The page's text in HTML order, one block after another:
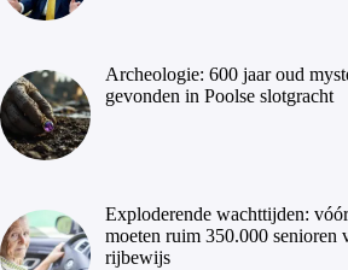
Archeologie: 600 jaar oud
gevonden in Poolse slotgracht
Exploderende wachttijden:
moeten ruim 350.000 senioren
rijbewijs